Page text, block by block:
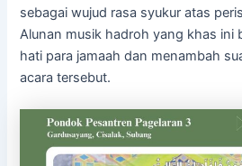
sebagai wujud rasa syukur atas
Alunan musik hadroh yang khas ini
hati para jamaah dan menambah
acara tersebut.